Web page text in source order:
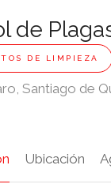
de
DE LIMPIEZA
Santiago de
Ubicación